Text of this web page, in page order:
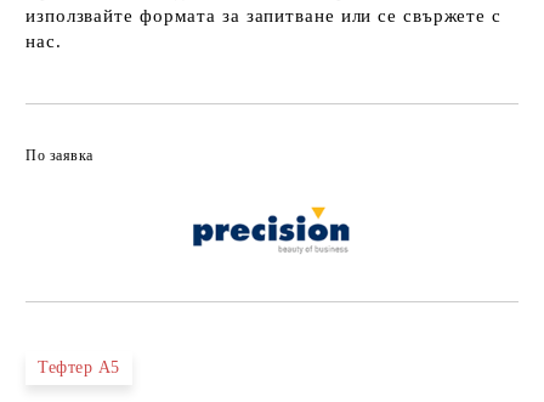
използвайте формата за запитване или се свържете с
нас.
По заявка
Тефтер А5